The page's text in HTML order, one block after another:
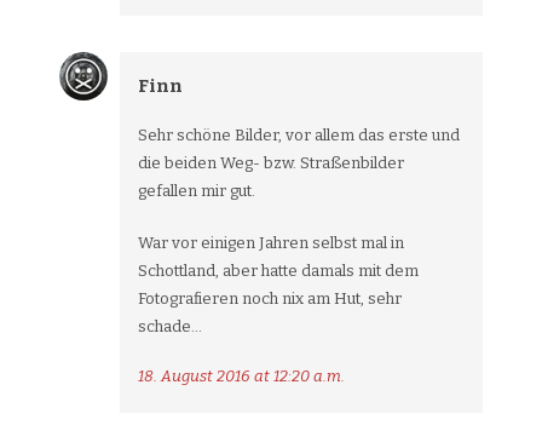
Finn
Sehr schöne Bilder, vor allem das erste und
die beiden Weg- bzw. Straßenbilder
gefallen mir gut.
War vor einigen Jahren selbst mal in
Schottland, aber hatte damals mit dem
Fotografieren noch nix am Hut, sehr
schade…
18. August 2016 at 12:20 a.m.